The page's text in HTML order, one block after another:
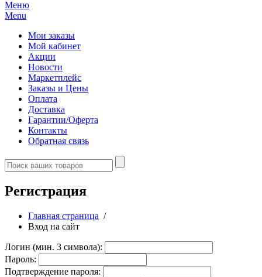
Меню
Menu
Мои заказы
Мой кабинет
Акции
Новости
Маркетплейс
Заказы и Цены
Оплата
Доставка
Гарантии/Оферта
Контакты
Обратная связь
Регистрация
Главная страница /
Вход на сайт
Логин (мин. 3 символа):
Пароль:
Подтверждение пароля: